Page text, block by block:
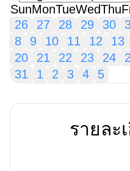
SunMonTueWedThu
26
27 28 29 30
8
9 10 11 12 13
20
21 22 23 24
31
1 2 3 4 5
รายละ